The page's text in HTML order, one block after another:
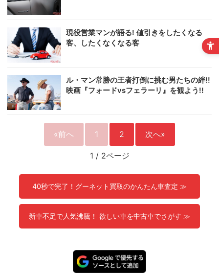
現役営業マンが語る! 値引きをしたくなる
客、したくなくなる客
ル・マン常勝の王者打倒に挑む男たちの絆!!
映画『フォードvsフェラーリ』を観よう!!
«前へ 1 2 次へ»
1 / 2ページ
40秒で完了！グーネット買取のかんたん車査定 ≫
新車不足で人気沸騰！ 欲しい車を中古車でさがす ≫